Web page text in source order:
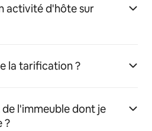
activité d'hôte sur
la tarification ?
l'immeuble dont je
?